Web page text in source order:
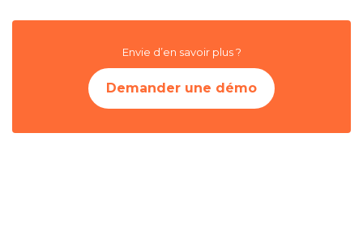
Envie d’en savoir plus ?
Demander une démo